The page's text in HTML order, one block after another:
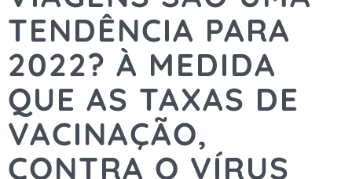
TENDÊNCIA PARA
2022? À MEDIDA
QUE AS TAXAS DE
VACINAÇÃO,
CONTRA O VÍRUS